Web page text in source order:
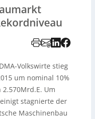
Volkswirte stieg
um nominal 10%
Um
stagnierte der
Maschinenbau